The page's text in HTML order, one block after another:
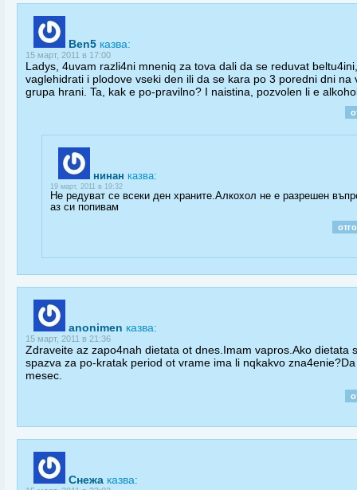
Ben5 казва:
15 март, 2011 в 17:00
Ladys, 4uvam razli4ni mneniq za tova dali da se reduvat
vaglehidrati i plodove vseki den ili da se kara po 3 poredni dni na
grupa hrani. Ta, kak e po-pravilno? I naistina, pozvolen li e
нинан казва:
19 март, 2011 в 19:32
Не редуват се всеки ден храните.Алкохол не е разрешен
аз си попивам
anonimen казва:
15 март, 2011 в 21:36
Zdraveite az zapo4nah dietata ot dnes.Imam vapros.Ako dietata
spazva za po-kratak period ot vrame ima li nqkakvo
mesec.
Снежа казва: